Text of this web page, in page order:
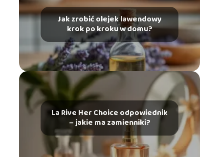
Jak zrobić olejek lawendowy
krok po kroku w domu?
La Rive Her Choice odpowiednik
– jakie ma zamienniki?